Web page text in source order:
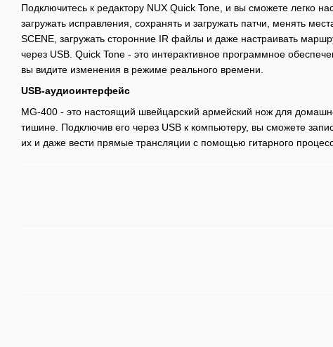
Подключитесь к редактору NUX Quick Tone, и вы сможете легко
загружать исправления, сохранять и загружать патчи, менять
SCENE, загружать сторонние IR файлы и даже настраивать
через USB. Quick Tone - это интерактивное программное
вы видите изменения в режиме реального времени.
USB-аудиоинтерфейс
MG-400 - это настоящий швейцарский армейский нож для
тишине. Подключив его через USB к компьютеру, вы сможете
их и даже вести прямые трансляции с помощью гитарного